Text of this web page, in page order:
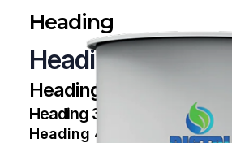
Heading
Heading 1
Heading 2
Heading 3
Heading 4